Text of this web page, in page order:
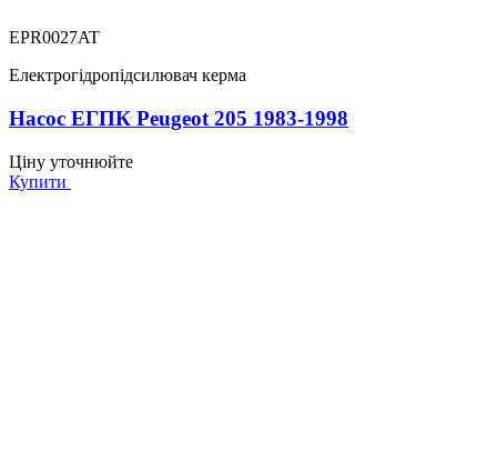
EPR0027AT
Електрогідропідсилювач керма
Насос ЕГПК Peugeot 205 1983-1998
Ціну уточнюйте
Купити